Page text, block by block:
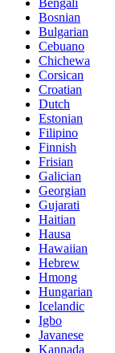
Bosnian
Bulgarian
Cebuano
Chichewa
Corsican
Croatian
Dutch
Estonian
Filipino
Finnish
Frisian
Galician
Georgian
Gujarati
Haitian
Hausa
Hawaiian
Hebrew
Hmong
Hungarian
Icelandic
Igbo
Javanese
Kannada